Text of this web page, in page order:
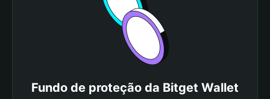
Fundo de proteção da Bitget Wallet